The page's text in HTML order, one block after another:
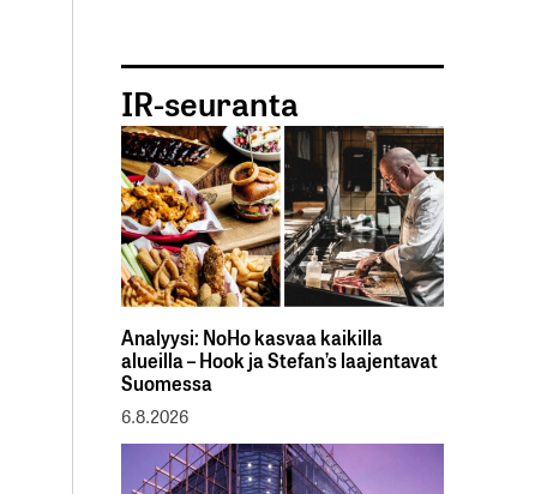
IR-seuranta
Analyysi: NoHo kasvaa kaikilla
alueilla – Hook ja Stefan’s laajentavat
Suomessa
6.8.2026